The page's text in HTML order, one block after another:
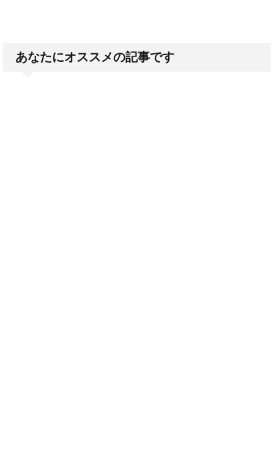
あなたにオススメの記事です